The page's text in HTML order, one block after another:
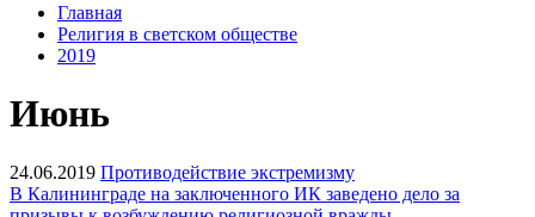
Главная
Религия в светском обществе
2019
Июнь
24.06.2019 Противодействие экстремизму
В Калининграде на заключенного ИК заведено дело за